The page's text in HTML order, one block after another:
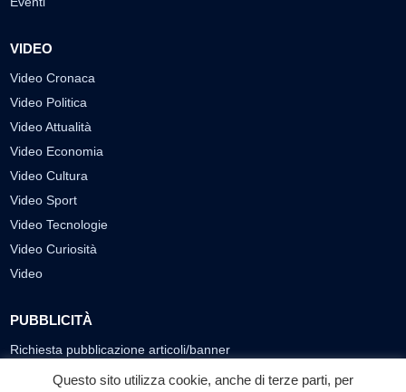
VIDEO
Video Cronaca
Video Politica
Video Attualità
Video Economia
Video Cultura
Video Sport
Video Tecnologie
Video Curiosità
Video
PUBBLICITÀ
Richiesta pubblicazione articoli/banner
SEGUICI SUI SOCIAL
Questo sito utilizza cookie, anche di terze parti, per